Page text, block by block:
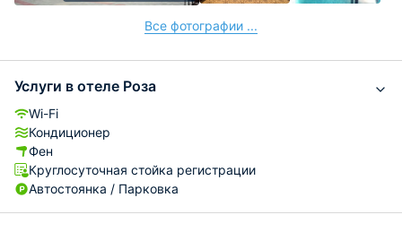
Все фотографии ...
Услуги в отеле Роза
Wi-Fi
Кондиционер
Фен
Круглосуточная стойка регистрации
Автостоянка / Парковка